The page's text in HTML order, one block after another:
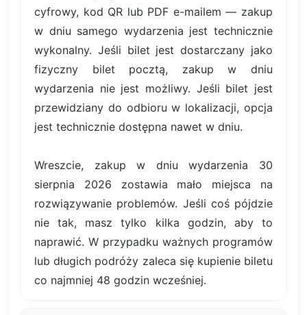
cyfrowy, kod QR lub PDF e-mailem — zakup
w dniu samego wydarzenia jest technicznie
wykonalny. Jeśli bilet jest dostarczany jako
fizyczny bilet pocztą, zakup w dniu
wydarzenia nie jest możliwy. Jeśli bilet jest
przewidziany do odbioru w lokalizacji, opcja
jest technicznie dostępna nawet w dniu.
Wreszcie, zakup w dniu wydarzenia 30
sierpnia 2026 zostawia mało miejsca na
rozwiązywanie problemów. Jeśli coś pójdzie
nie tak, masz tylko kilka godzin, aby to
naprawić. W przypadku ważnych programów
lub długich podróży zaleca się kupienie biletu
co najmniej 48 godzin wcześniej.